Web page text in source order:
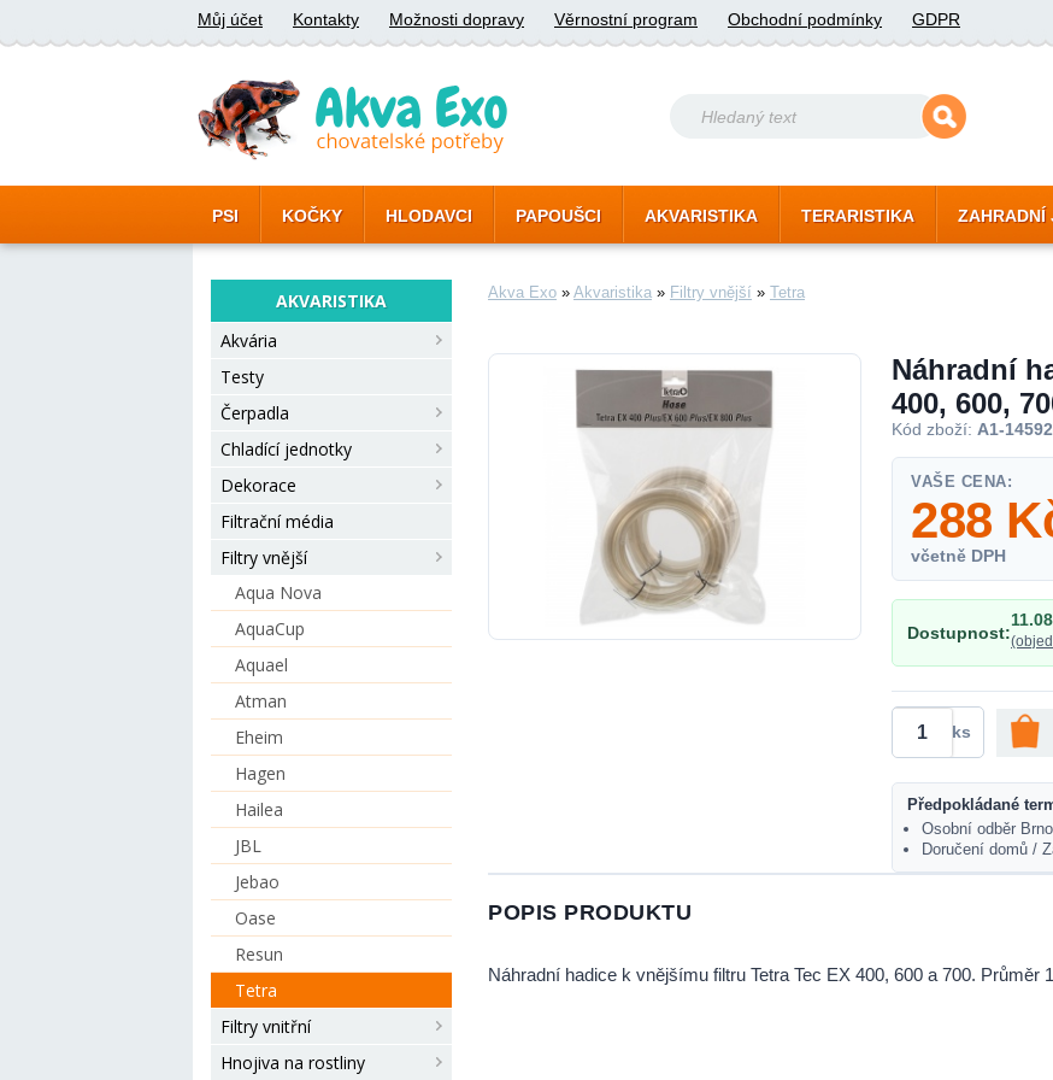
Můj účet Kontakty Možnosti dopravy Věrnostní program Obchodní podmínky GDPR
PSI KOČKY HLODAVCI PAPOUŠCI AKVARISTIKA TERARISTIKA ZAHRADNÍ
AKVARISTIKA
Akvária
Testy
Čerpadla
Chladící jednotky
Dekorace
Filtrační média
Filtry vnější
Aqua Nova
AquaCup
Aquael
Atman
Eheim
Hagen
Hailea
JBL
Jebao
Oase
Resun
Tetra
Filtry vnitřní
Hnojiva na rostliny
Akva Exo » Akvaristika » Filtry vnější » Tetra
Náhradní
400, 600,
Kód zboží: A1-
VAŠE CENA:
288
včetně DPH
Dostupnost:
ks
Předpokládané
Osobní odběr
Doručení domů /
POPIS PRODUKTU
Náhradní hadice k vnějšímu filtru Tetra Tec EX 400, 600 a 700. Průměr